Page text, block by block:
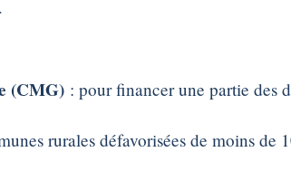
(CMG) : pour financer une partie des
rurales défavorisées de moins